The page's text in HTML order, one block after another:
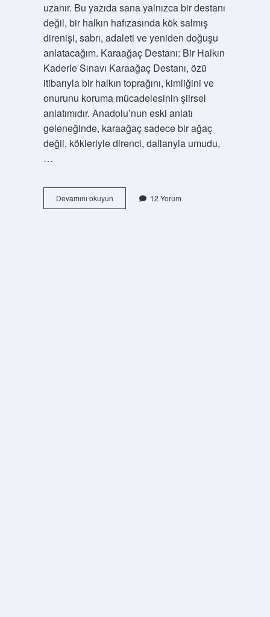
uzanır. Bu yazıda sana yalnızca bir destanı
değil, bir halkın hafızasında kök salmış
direnişi, sabrı, adaleti ve yeniden doğuşu
anlatacağım. Karaağaç Destanı: Bir Halkın
Kaderle Sınavı Karaağaç Destanı, özü
itibarıyla bir halkın toprağını, kimliğini ve
onurunu koruma mücadelesinin şiirsel
anlatımıdır. Anadolu’nun eski anlatı
geleneğinde, karaağaç sadece bir ağaç
değil, kökleriyle direnci, dallarıyla umudu,
…
Devamını okuyunKaraağaç
Destanı
12 Yorum